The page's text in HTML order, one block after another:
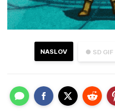
● SD GIF
NASLOV